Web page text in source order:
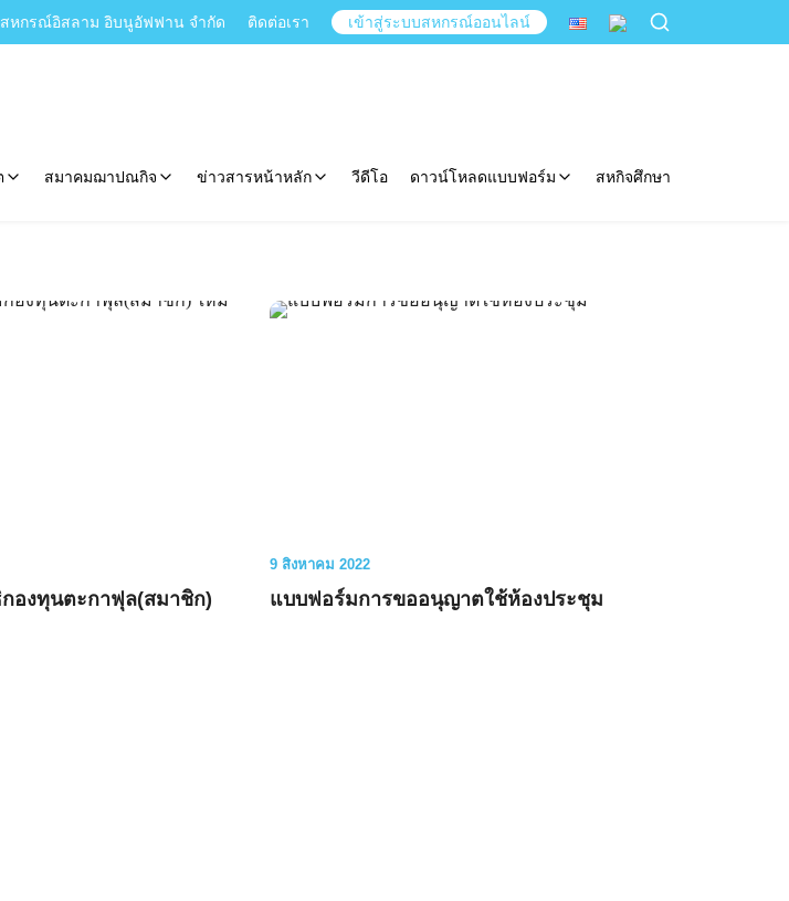
สมาคมฌาปณกิจ ข่าวสารหน้าหลัก วีดีโอ ดาวน์โหลดแบบฟอร์ม สหกิจศึกษา
หกรณ์อิสลาม อิบนูอัฟฟาน จำกัด ติดต่อเรา เข้าสู่ระบบสหกรณ์ออนไลน์
องทุนตะกาฟุล(สมาชิก)
แบบฟอร์มการขออนุญาตใช้ห้องประชุม
9 สิงหาคม 2022